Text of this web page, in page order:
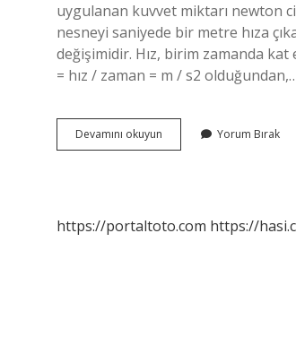
uygulanan kuvvet miktarı newton
nesneyi saniyede bir metre hıza
değişimidir. Hız, birim zamanda kat
= hız / zaman = m / s2
Devamını okuyun
Basınç
Yorum Bırak
https://portaltoto.com https://